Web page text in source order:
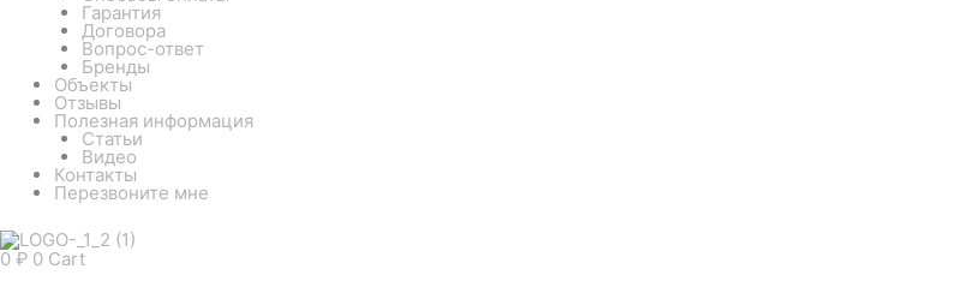
Гарантия
Договора
Вопрос-ответ
Бренды
Объекты
Отзывы
Полезная информация
Статьи
Видео
Контакты
Перезвоните мне
0 ₽ 0 Cart